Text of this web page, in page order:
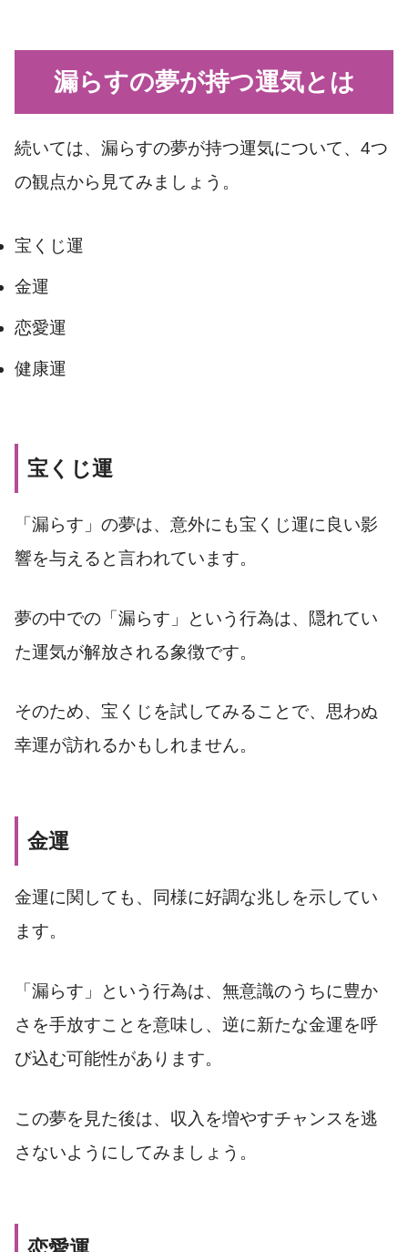
漏らすの夢が持つ運気とは
続いては、漏らすの夢が持つ運気について、4つ
の観点から見てみましょう。
宝くじ運
金運
恋愛運
健康運
宝くじ運
「漏らす」の夢は、意外にも宝くじ運に良い影
響を与えると言われています。
夢の中での「漏らす」という行為は、隠れてい
た運気が解放される象徴です。
そのため、宝くじを試してみることで、思わぬ
幸運が訪れるかもしれません。
金運
金運に関しても、同様に好調な兆しを示してい
ます。
「漏らす」という行為は、無意識のうちに豊か
さを手放すことを意味し、逆に新たな金運を呼
び込む可能性があります。
この夢を見た後は、収入を増やすチャンスを逃
さないようにしてみましょう。